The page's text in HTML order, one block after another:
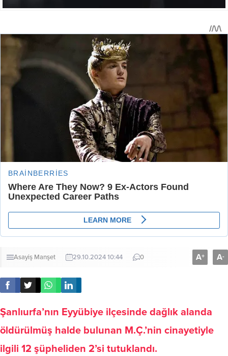
Asayiş Manşet 29.10.2024 10:44 0 A+ A-
Şanlıurfa’nın Eyyübiye ilçesinde dağlık alanda
öldürülmüş halde bulunan M.Ç.’nin cinayetiyle
ilgili 12 şüpheliden 2’si tutuklandı.